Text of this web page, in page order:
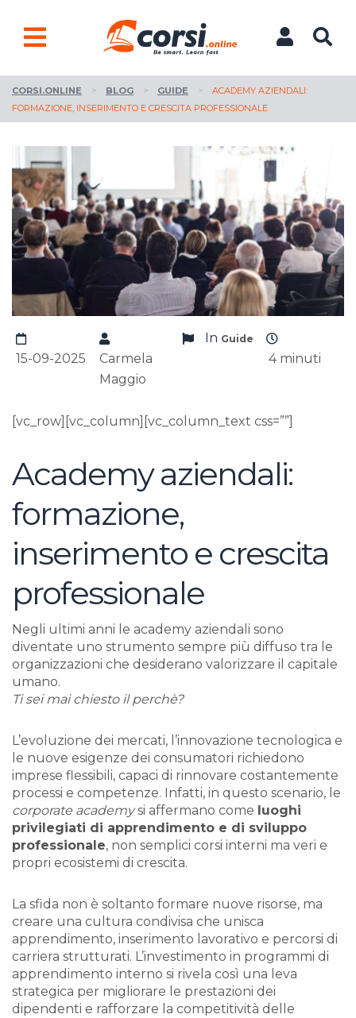
CORSI.ONLINE > BLOG > GUIDE >
ACADEMY AZIENDALI:
FORMAZIONE, INSERIMENTO E CRESCITA PROFESSIONALE
15-09-2025
Carmela
Maggio
In Guide
4 minuti
[vc_row][vc_column][vc_column_text css=””]
Academy aziendali:
formazione,
inserimento e crescita
professionale
Negli ultimi anni le academy aziendali sono
diventate uno strumento sempre più diffuso tra le
organizzazioni che desiderano valorizzare il capitale
umano.
Ti sei mai chiesto il perchè?
L’evoluzione dei mercati, l’innovazione tecnologica e
le nuove esigenze dei consumatori richiedono
imprese flessibili, capaci di rinnovare costantemente
processi e competenze. Infatti, in questo scenario, le
corporate academysi affermano come luoghi
privilegiati di apprendimento e di sviluppo
professionale, non semplici corsi interni ma veri e
propri ecosistemi di crescita.
La sfida non è soltanto formare nuove risorse, ma
creare una cultura condivisa che unisca
apprendimento, inserimento lavorativo e percorsi di
carriera strutturati. L’investimento in programmi di
apprendimento interno si rivela così una leva
strategica per migliorare le prestazioni dei
dipendenti e rafforzare la competitività delle